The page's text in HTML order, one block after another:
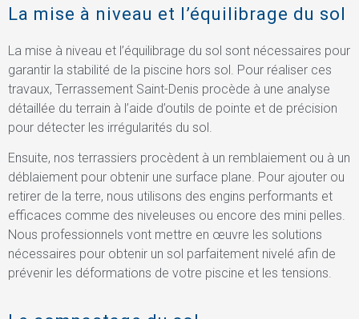
La mise à niveau et l’équilibrage du sol
La mise à niveau et l’équilibrage du sol sont nécessaires pour
garantir la stabilité de la piscine hors sol. Pour réaliser ces
travaux, Terrassement Saint-Denis procède à une analyse
détaillée du terrain à l’aide d’outils de pointe et de précision
pour détecter les irrégularités du sol.
Ensuite, nos terrassiers procèdent à un remblaiement ou à un
déblaiement pour obtenir une surface plane. Pour ajouter ou
retirer de la terre, nous utilisons des engins performants et
efficaces comme des niveleuses ou encore des mini pelles.
Nous professionnels vont mettre en œuvre les solutions
nécessaires pour obtenir un sol parfaitement nivelé afin de
prévenir les déformations de votre piscine et les tensions.